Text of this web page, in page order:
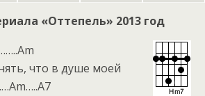
«Оттепель» 2013 год
что в душе моей